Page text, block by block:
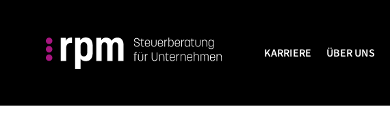
KARRIERE ÜBER UNS
ÜBER UNS